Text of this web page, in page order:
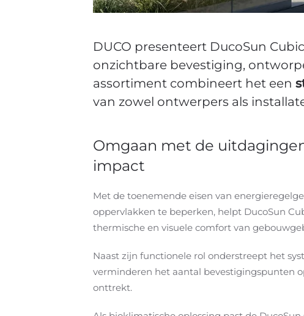
DUCO presenteert DucoSun
onzichtbare bevestiging,
assortiment combineert het een
van zowel ontwerpers als
Omgaan met de
impact
Met de toenemende eisen van
oppervlakken te beperken, helpt DucoSun
thermische en visuele comfort van
Naast zijn functionele rol onderstreept het
verminderen het aantal bevestigingspunten
onttrekt.